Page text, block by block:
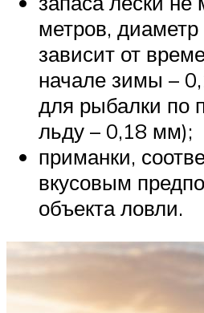
метров, диаметр
зависит от
начале зимы –
для рыбалки по
льду – 0,18 мм);
приманки,
вкусовым
объекта ловли.